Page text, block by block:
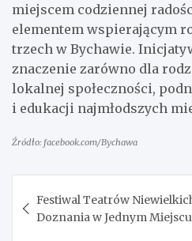
miejscem codziennej
elementem wspierającym
trzech w Bychawie.
znaczenie zarówno dla
lokalnej społeczności,
i edukacji najmłodszych
Źródło: facebook.com/Bychawa
wpisu
Festiwal Teatrów
Doznania w Jednym